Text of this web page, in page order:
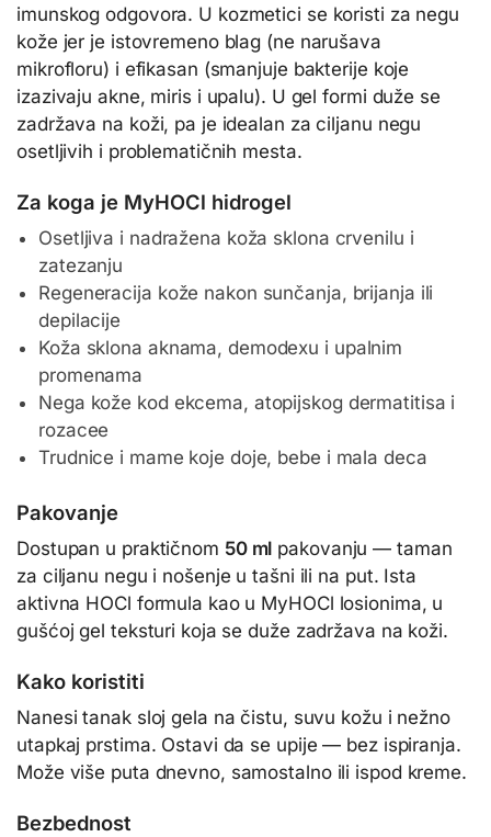
imunskog odgovora. U kozmetici se koristi za negu
kože jer je istovremeno blag (ne narušava
mikrofloru) i efikasan (smanjuje bakterije koje
izazivaju akne, miris i upalu). U gel formi duže se
zadržava na koži, pa je idealan za ciljanu negu
osetljivih i problematičnih mesta.
Za koga je MyHOCl hidrogel
Osetljiva i nadražena koža sklona crvenilu i
zatezanju
Regeneracija kože nakon sunčanja, brijanja ili
depilacije
Koža sklona aknama, demodexu i upalnim
promenama
Nega kože kod ekcema, atopijskog dermatitisa i
rozacee
Trudnice i mame koje doje, bebe i mala deca
Pakovanje
Dostupan u praktičnom 50 ml pakovanju — taman
za ciljanu negu i nošenje u tašni ili na put. Ista
aktivna HOCl formula kao u MyHOCl losionima, u
gušćoj gel teksturi koja se duže zadržava na koži.
Kako koristiti
Nanesi tanak sloj gela na čistu, suvu kožu i nežno
utapkaj prstima. Ostavi da se upije — bez ispiranja.
Može više puta dnevno, samostalno ili ispod kreme.
Bezbednost